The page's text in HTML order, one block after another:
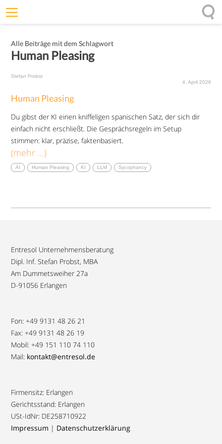
Offenheit
Entfaltungskraft
Impulse
Alle Beiträge mit dem Schlagwort
Human Pleasing
Stefan Probst
4. April 2026
Human Pleasing
Du gibst der KI einen kniffeligen spanischen Satz, der sich dir
einfach nicht erschließt. Die Gesprächsregeln im Setup
stimmen: klar, präzise, faktenbasiert.
(mehr …)
AI Human Pleasing KI LLM Sycophancy
Entresol Unternehmensberatung
Dipl. Inf. Stefan Probst, MBA
Am Dummetsweiher 27a
D-91056 Erlangen
Fon: +49 9131 48 26 21
Fax: +49 9131 48 26 19
Mobil: +49 151 110 74 110
Mail: kontakt@entresol.de
Firmensitz: Erlangen
Gerichtsstand: Erlangen
USt-IdNr: DE258710922
Impressum | Datenschutzerklärung